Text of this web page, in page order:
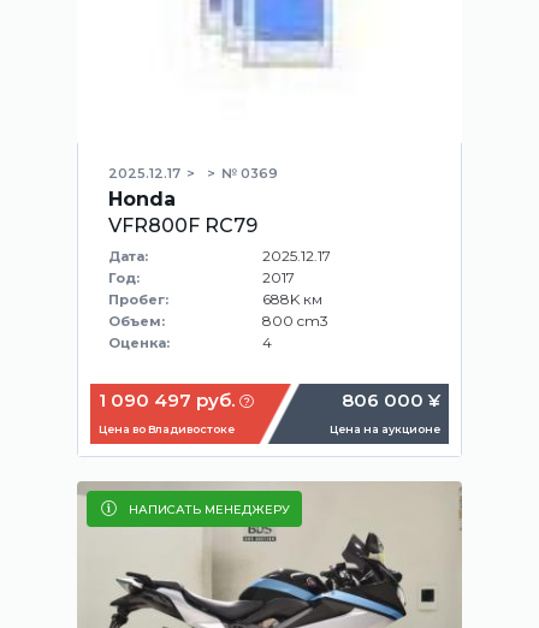
2025.12.17 № 0369
Honda
VFR800F RC79
Дата: 2025.12.17
Год: 2017
Пробег: 688K км
Объем: 800 cm3
Оценка: 4
1 090 497 руб.
Цена во Владивостоке
806 000 ¥
Цена на аукционе
НАПИСАТЬ МЕНЕДЖЕРУ